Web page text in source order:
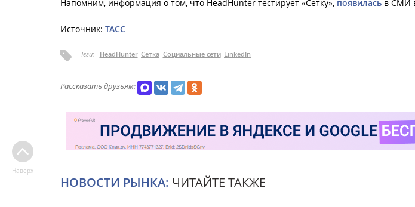
Напомним, информация о том, что HeadHunter тестирует «Сетку», появилась в СМИ
Источник: ТАСС
Теги: HeadHunter Сетка Социальные сети LinkedIn
Рассказать друзьям:
НОВОСТИ РЫНКА: ЧИТАЙТЕ ТАКЖЕ
Наверх